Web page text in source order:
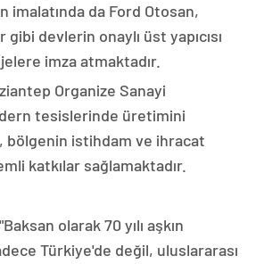
imalatında da Ford Otosan,
devlerin onaylı üst yapıcısı
imza atmaktadır.
Organize Sanayi
tesislerinde üretimini
bölgenin istihdam ve ihracat
katkılar sağlamaktadır.
"Baksan olarak 70 yılı aşkın
Türkiye'de değil, uluslararası